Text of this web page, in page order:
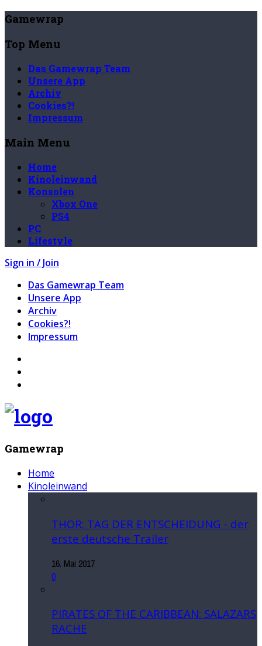
Gamewrap
Top Menu
Das Gamewrap Team
Unsere App
Archiv
Cookies?!
Impressum
Main Menu
Home
Kinoleinwand
Konsolen
Xbox One
PS4
PC
Lifestyle
Sign in / Join
Das Gamewrap Team
Unsere App
Archiv
Cookies?!
Impressum
Gamewrap
Home
Kinoleinwand
THOR: TAG DER ENTSCHEIDUNG - der
erste deutsche Trailer
16. Mai 2017
0
PIRATES OF THE CARIBBEAN: SALAZARS
RACHE